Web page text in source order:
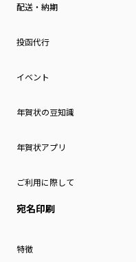
配送・納期
投函代行
イベント
年賀状の豆知識
年賀状アプリ
ご利用に際して
宛名印刷
特徴